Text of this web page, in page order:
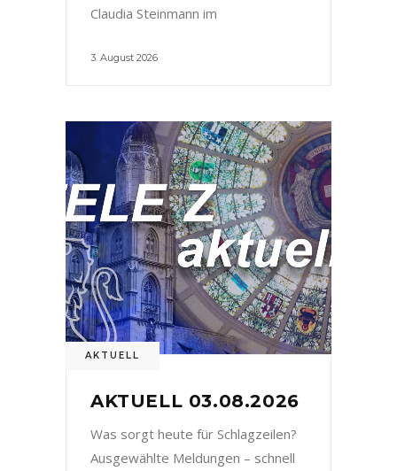
Claudia Steinmann im
3. August 2026
AKTUELL
AKTUELL 03.08.2026
Was sorgt heute für Schlagzeilen?
Ausgewählte Meldungen – schnell